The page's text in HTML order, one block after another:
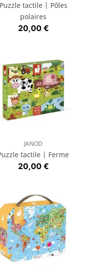
Puzzle tactile | Pôles
polaires
Prix
20,00 €
JANOD
tactile | Ferme
Prix
20,00 €